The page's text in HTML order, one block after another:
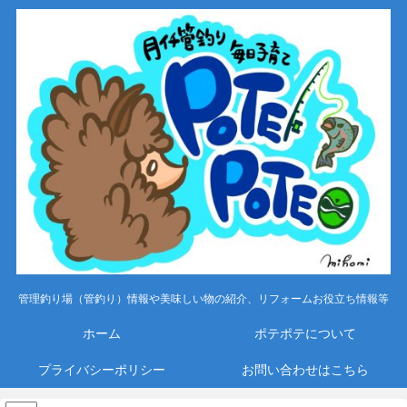
管理釣り場（管釣り）情報や美味しい物の紹介、リフォームお役立ち情報等
ホーム ポテポテについて
プライバシーポリシー お問い合わせはこちら